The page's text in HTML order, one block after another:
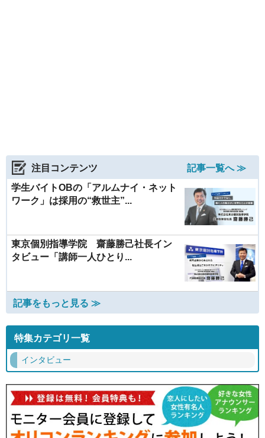
注目コンテンツ
記事一覧へ ≫
学生バイトOBの「アルムナイ・ネット
ワーク」は採用の“救世主”...
東京個別指導学院 齋藤勝己社長イン
タビュー「講師一人ひとり...
記事をもっと見る ≫
特集カテゴリ一覧
インタビュー